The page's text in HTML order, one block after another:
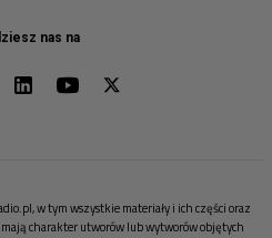
nas na
w tym wszystkie materiały i ich części oraz
mają charakter utworów lub wytworów objętych